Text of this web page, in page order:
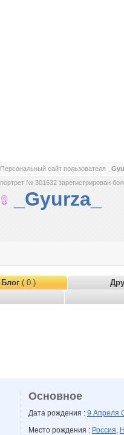
Персональный сайт пользователя
портрет № 301632 зарегистрирован
_Gyurza_
Блог( 0 )
Основное
Дата рождения : 9 Апреля
Место рождения : Россия,